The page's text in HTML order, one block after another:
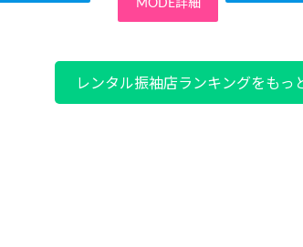
MODE詳細
レンタル振袖店ランキングをもっ